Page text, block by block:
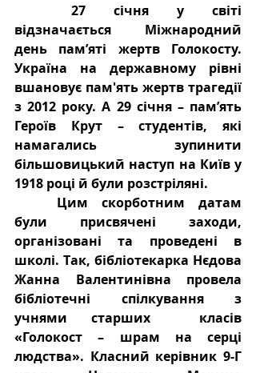
27 січня у світі
відзначається Міжнародний
день пам’яті жертв Голокосту.
Україна на державному рівні
вшановує пам'ять жертв трагедії
з 2012 року. А 29 січня – пам’ять
Героїв Крут – студентів, які
намагались зупинити
більшовицький наступ на Київ у
1918 році й були розстріляні.
Цим скорботним датам
були присвячені заходи,
організовані та проведені в
школі. Так, бібліотекарка Нєдова
Жанна Валентинівна провела
бібліотечні спілкування з
учнями старших  класів
«Голокост – шрам на серці
людства». Класний керівник 9-Г